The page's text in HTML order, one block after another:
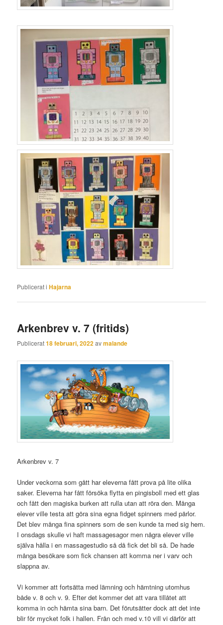
Publicerat i Hajarna
Arkenbrev v. 7 (fritids)
Publicerat18 februari, 2022avmalande
Arkenbrev v. 7
Under veckorna som gått har eleverna fått prova på lite olika
saker. Eleverna har fått försöka flytta en pingisboll med ett glas
och fått den magiska burken att rulla utan att röra den. Många
elever ville testa att göra sina egna fidget spinners med pärlor.
Det blev många fina spinners som de sen kunde ta med sig hem.
I onsdags skulle vi haft massagesagor men några elever ville
själva hålla i en massagestudio så då fick det bli så. De hade
många besökare som fick chansen att komma ner i varv och
slappna av.
Vi kommer att fortsätta med lämning och hämtning utomhus
både v. 8 och v. 9. Efter det kommer det att vara tillåtet att
komma in och hämta sina barn. Det förutsätter dock att det inte
blir för mycket folk i hallen. Från och med v.10 vill vi därför att